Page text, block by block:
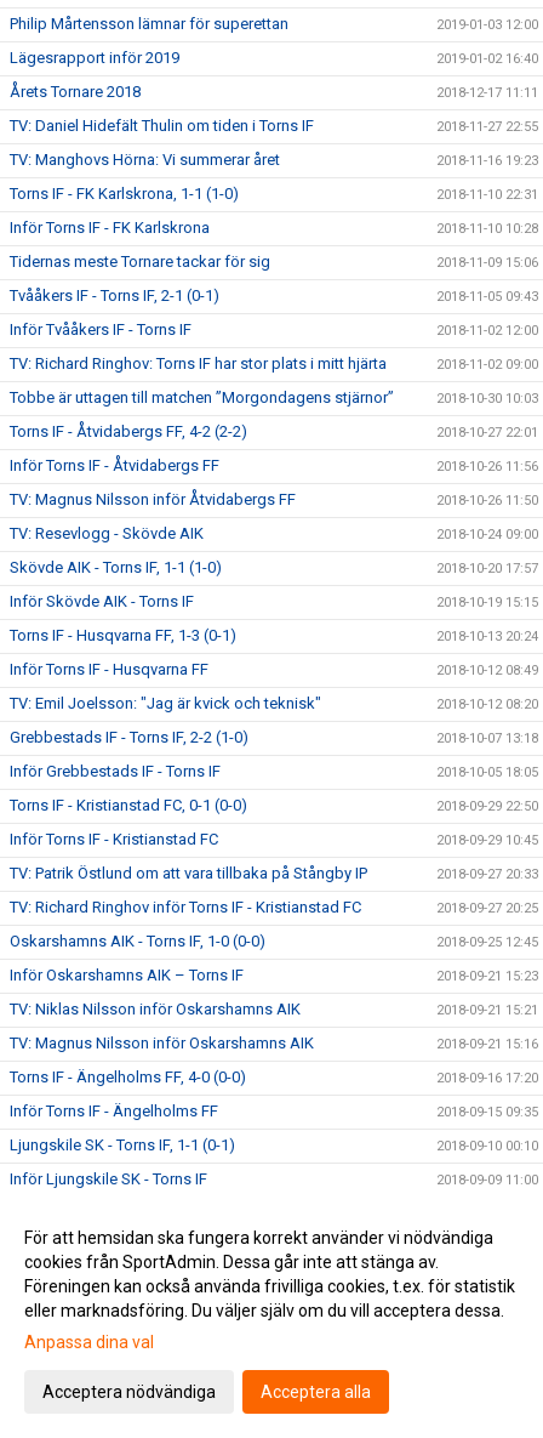
Philip Mårtensson lämnar för superettan 2019-01-03 12:00
Lägesrapport inför 2019 2019-01-02 16:40
Årets Tornare 2018 2018-12-17 11:11
TV: Daniel Hidefält Thulin om tiden i Torns IF 2018-11-27 22:55
TV: Manghovs Hörna: Vi summerar året 2018-11-16 19:23
Torns IF - FK Karlskrona, 1-1 (1-0) 2018-11-10 22:31
Inför Torns IF - FK Karlskrona 2018-11-10 10:28
Tidernas meste Tornare tackar för sig 2018-11-09 15:06
Tvååkers IF - Torns IF, 2-1 (0-1) 2018-11-05 09:43
Inför Tvååkers IF - Torns IF 2018-11-02 12:00
TV: Richard Ringhov: Torns IF har stor plats i mitt hjärta 2018-11-02 09:00
Tobbe är uttagen till matchen ”Morgondagens stjärnor” 2018-10-30 10:03
Torns IF - Åtvidabergs FF, 4-2 (2-2) 2018-10-27 22:01
Inför Torns IF - Åtvidabergs FF 2018-10-26 11:56
TV: Magnus Nilsson inför Åtvidabergs FF 2018-10-26 11:50
TV: Resevlogg - Skövde AIK 2018-10-24 09:00
Skövde AIK - Torns IF, 1-1 (1-0) 2018-10-20 17:57
Inför Skövde AIK - Torns IF 2018-10-19 15:15
Torns IF - Husqvarna FF, 1-3 (0-1) 2018-10-13 20:24
Inför Torns IF - Husqvarna FF 2018-10-12 08:49
TV: Emil Joelsson: "Jag är kvick och teknisk" 2018-10-12 08:20
Grebbestads IF - Torns IF, 2-2 (1-0) 2018-10-07 13:18
Inför Grebbestads IF - Torns IF 2018-10-05 18:05
Torns IF - Kristianstad FC, 0-1 (0-0) 2018-09-29 22:50
Inför Torns IF - Kristianstad FC 2018-09-29 10:45
TV: Patrik Östlund om att vara tillbaka på Stångby IP 2018-09-27 20:33
TV: Richard Ringhov inför Torns IF - Kristianstad FC 2018-09-27 20:25
Oskarshamns AIK - Torns IF, 1-0 (0-0) 2018-09-25 12:45
Inför Oskarshamns AIK – Torns IF 2018-09-21 15:23
TV: Niklas Nilsson inför Oskarshamns AIK 2018-09-21 15:21
TV: Magnus Nilsson inför Oskarshamns AIK 2018-09-21 15:16
Torns IF - Ängelholms FF, 4-0 (0-0) 2018-09-16 17:20
Inför Torns IF - Ängelholms FF 2018-09-15 09:35
Ljungskile SK - Torns IF, 1-1 (0-1) 2018-09-10 00:10
Inför Ljungskile SK - Torns IF 2018-09-09 11:00
TV: Daniel Hidefält Thulin inför Ljungskile SK 2018-09-07 20:55
Torns IF - Mjällby AIF, 0-1 (0-1) 2018-09-02 22:05
Inför Torns IF - Mjällby AIF 2018-09-02 09:30
TV: Astrit Seljmani utsedd till månadens spelare
TV: Möt Torns nyförvärv Alexander Fioretos
För att hemsidan ska fungera korrekt använder vi nödvändiga
cookies från SportAdmin. Dessa går inte att stänga av.
Föreningen kan också använda frivilliga cookies, t.ex. för statistik
eller marknadsföring. Du väljer själv om du vill acceptera dessa.
Anpassa dina val
Acceptera nödvändiga Acceptera alla